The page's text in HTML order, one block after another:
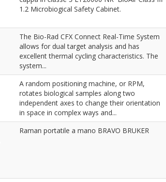
1.2 Microbiogical Safety Cabinet.
The Bio-Rad CFX Connect Real-Time System
allows for dual target analysis and has
excellent thermal cycling characteristics. The
system...
A random positioning machine, or RPM,
rotates biological samples along two
independent axes to change their orientation
in space in complex ways and...
Raman portatile a mano BRAVO BRUKER